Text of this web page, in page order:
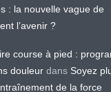
: la nouvelle vague de
l’avenir ?
course à pied :
douleur dans Soyez
de la force